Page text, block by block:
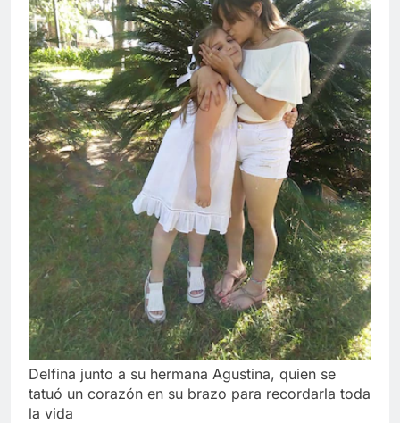
Delfina junto a su hermana Agustina, quien se
tatuó un corazón en su brazo para recordarla toda
la vida